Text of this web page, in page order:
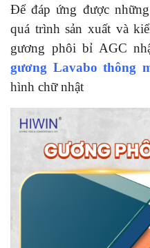
Để đáp ứng được
quá trình sản xuất và
gương phôi bỉ AGC
gương Lavabo thông
hình chữ nhật